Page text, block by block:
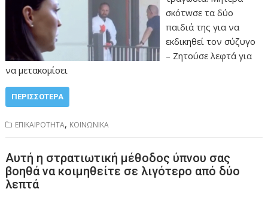
σκότwσε τα δύο
παιδιά της για να
εκδικηθεί τον σύζυγο
– Ζητούσε λεφτά για
να μετακομίσει
ΠΕΡΙΣΣΌΤΕΡΑ
ΕΠΙΚΑΙΡΟΤΗΤΑ, ΚΟΙΝΩΝΙΚΑ
Αυτή η στρατιωτική μέθοδος ύπνου σας
βοηθά να κοιμηθείτε σε λιγότερο από δύο
λεπτά